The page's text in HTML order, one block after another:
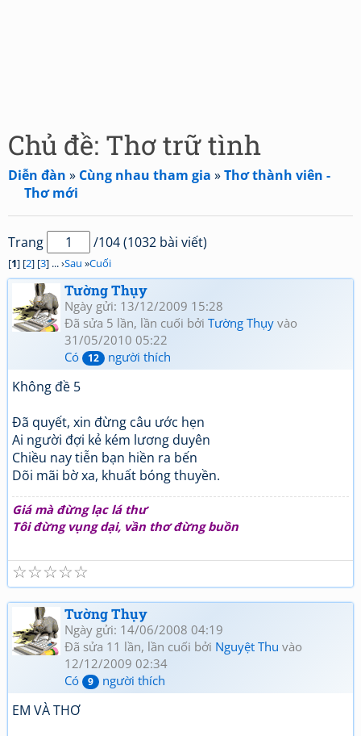
Chủ đề: Thơ trữ tình
Diễn đàn » Cùng nhau tham gia »Thơ thành viên -
Thơ mới
Trang /104 (1032 bài viết)
[1] [2] [3] ... ›Sau »Cuối
Tường Thụy
Ngày gửi: 13/12/2009 15:28
Đã sửa 5 lần, lần cuối bởi Tường Thụy vào
31/05/2010 05:22
Có
12 người thích
Không đề 5
Đã quyết, xin đừng câu ước hẹn
Ai người đợi kẻ kém lương duyên
Chiều nay tiễn bạn hiền ra bến
Dõi mãi bờ xa, khuất bóng thuyền.
Giá mà đừng lạc lá thư
Tôi đừng vụng dại, vần thơ đừng buồn
☆
☆
☆
☆
☆
Tường Thụy
Ngày gửi: 14/06/2008 04:19
Đã sửa 11 lần, lần cuối bởi Nguyệt Thu vào
12/12/2009 02:34
Có
9 người thích
EM VÀ THƠ